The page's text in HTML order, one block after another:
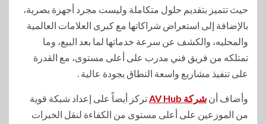
حيث تتميز بتقديم حلول متكاملة وليست مجرد أجهزة بصرية،
بالإضافة إلى استعراض شراكاتها مع كبرى العلامات العالمية
والمحليه، والكشف عن سرعة خدماتها لما بعد البيع، وما
تمتلكه من فريق فني مدرب على أعلى مستوى، مع القدرة
على تنفيذ مشاريع واسعة النطاق بجودة عالية .
وأضاف أن شركة AV Hub
تركز أيضاً على إعداد شبكة قوية
من الموزعين على أعلى مستوى من الكفاءة لنقل الخبرات